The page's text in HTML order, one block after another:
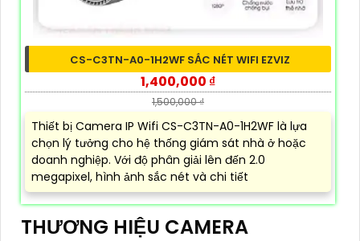
CS-C3TN-A0-1H2WF SẮC NÉT WIFI EZVIZ
1,400,000 ₫
1,500,000 ₫
Thiết bị Camera IP Wifi CS-C3TN-A0-1H2WF là lựa
chọn lý tưởng cho hệ thống giám sát nhà ở hoặc
doanh nghiệp. Với độ phân giải lên đến 2.0
megapixel, hình ảnh sắc nét và chi tiết
THƯƠNG HIỆU CAMERA